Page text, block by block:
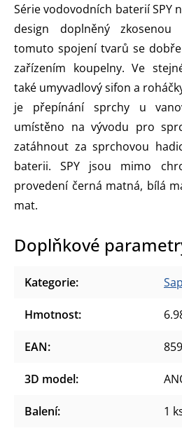
Série vodovodních baterií SPY
design doplněný
tomuto spojení tvarů se
zařízením koupelny. Ve
také umyvadlový sifon a
je přepínání sprchy u
umístěno na vývodu pro
zatáhnout za sprchovou
baterii. SPY jsou mimo
provedení černá matná, bílá
mat.
Doplňkové
Kategorie:
Hmotnost:
EAN:
3D model:
Balení: 1